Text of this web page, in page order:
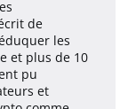
de
les
et plus de 10
pu
et